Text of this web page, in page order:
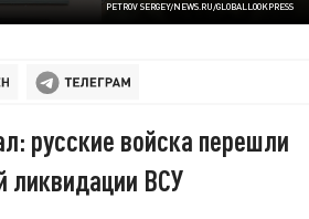
PETROV SERGEY/NEWS.RU/GLOBALLOOKPRESS
русские войска перешли
ликвидации ВСУ